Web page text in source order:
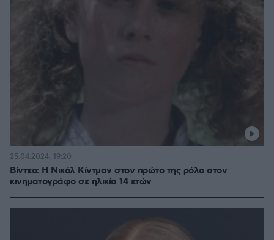
Βίντεο: Η Νικόλ Κίντμαν στον πρώτο της ρόλο στον
κινηματογράφο σε ηλικία 14 ετών
25.04.2024, 19:20